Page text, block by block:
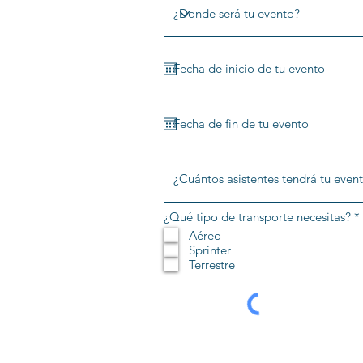
¿Qué tipo de transporte necesitas? *
Aéreo
Sprinter
Terrestre